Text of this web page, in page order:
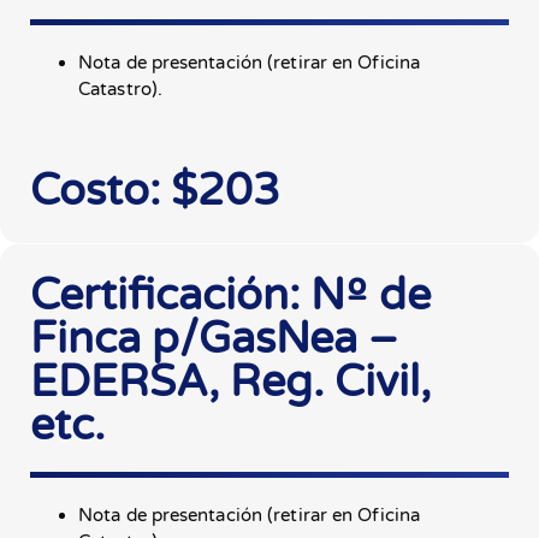
Nota de presentación (retirar en Oficina
Catastro).
Costo: $203
Certificación: Nº de
Finca p/GasNea –
EDERSA, Reg. Civil,
etc.
Nota de presentación (retirar en Oficina